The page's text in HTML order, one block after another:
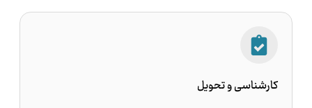
کارشناسی و تحویل